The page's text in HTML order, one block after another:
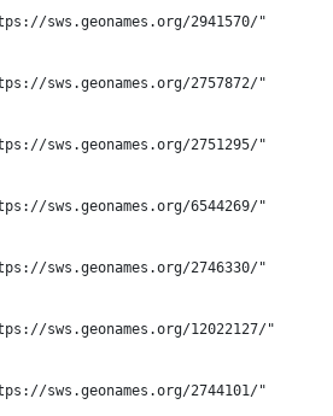
sws.geonames.org/2941570/"
sws.geonames.org/2757872/"
sws.geonames.org/2751295/"
sws.geonames.org/6544269/"
sws.geonames.org/2746330/"
sws.geonames.org/12022127/"
sws.geonames.org/2744101/"